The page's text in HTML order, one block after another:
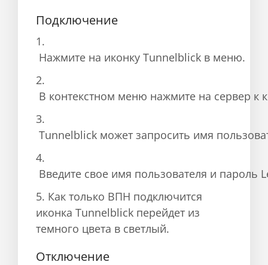
Подключение
1.
Нажмите на иконку Tunnelblick в меню.
2.
В контекстном меню нажмите на сервер к
3.
Tunnelblick может запросить имя
4.
Введите свое имя пользователя и
5. Как только ВПН подключится
иконка Tunnelblick перейдет из
темного цвета в светлый.
Отключение